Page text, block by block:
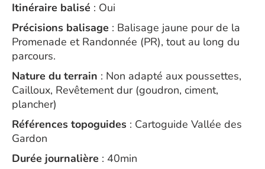
Itinéraire balisé : Oui
Précisions balisage : Balisage jaune pour de la
Promenade et Randonnée (PR), tout au long du
parcours.
Nature du terrain : Non adapté aux poussettes,
Cailloux, Revêtement dur (goudron, ciment,
plancher)
Références topoguides : Cartoguide Vallée des
Gardon
Durée journalière : 40min